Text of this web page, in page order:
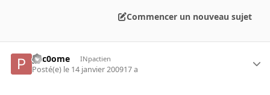
Commencer un nouveau sujet
pac0ome INpactien
Posté(e) le 14 janvier 200917 a